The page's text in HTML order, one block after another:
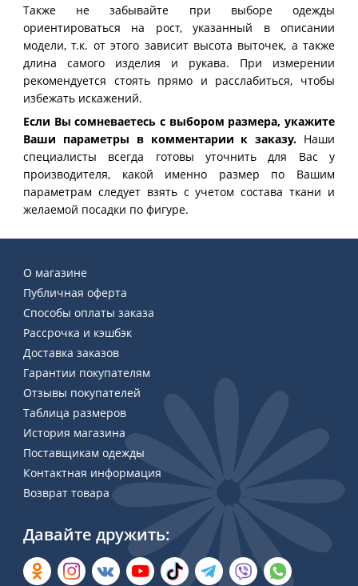
Также не забывайте при выборе одежды
ориентироваться на рост, указанный в описании
модели, т.к. от этого зависит высота выточек, а также
длина самого изделия и рукава. При измерении
рекомендуется стоять прямо и расслабиться, чтобы
избежать искажений.
Если Вы сомневаетесь с выбором размера, укажите
Ваши параметры в комментарии к заказу. Наши
специалисты всегда готовы уточнить для Вас у
производителя, какой именно размер по Вашим
параметрам следует взять с учетом состава ткани и
желаемой посадки по фигуре.
О магазине
Публичная оферта
Способы оплаты заказа
Рассрочка и кэшбэк
Доставка заказов
Гарантии покупателям
Отзывы покупателей
Таблица размеров
История магазина
Поставщикам одежды
Контактная информация
Возврат товара
Давайте дружить: